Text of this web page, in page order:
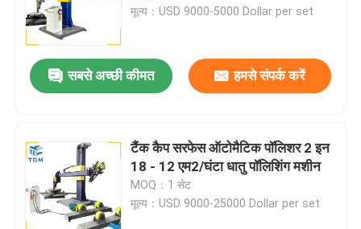
मूल्य：USD 9000-5000 Dollar per set
सबसे अच्छी कीमत हमसे संपर्क करें
टैंक कैप सरफेस ऑटोमैटिक पॉलिशर 2 इन
18 - 12 एम2/घंटा धातु पॉलिशिंग मशीन
MOQ：1 सेट
मूल्य：USD 9000-25000 Dollar per set